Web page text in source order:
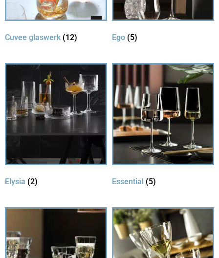
Cuvee glaswerk (12) Ego (5)
Elysia (2) Essential (5)